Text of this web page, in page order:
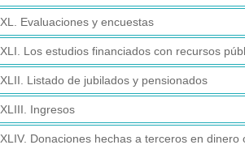
XL. Evaluaciones y encuestas
XLI. Los estudios financiados con recursos
XLII. Listado de jubilados y pensionados
XLIII. Ingresos
XLIV. Donaciones hechas a terceros en dinero